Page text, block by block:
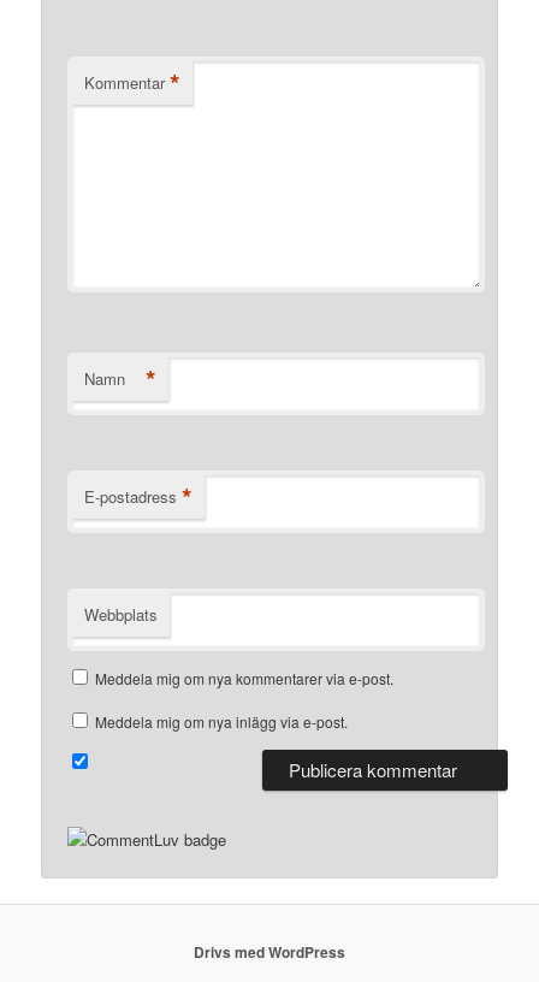
Kommentar *
Namn *
E-postadress *
Webbplats
Meddela mig om nya kommentarer via e-post.
Meddela mig om nya inlägg via e-post.
Drivs med WordPress